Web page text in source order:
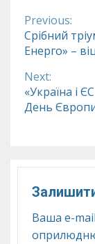
Previous:
Срібний
Енерго» –
Next:
«Україна і
День
Ваша e-